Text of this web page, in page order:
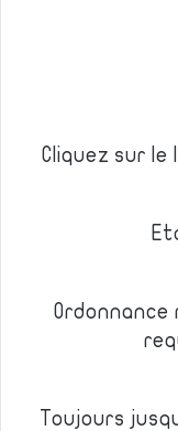
Cliquez sur
Toujours